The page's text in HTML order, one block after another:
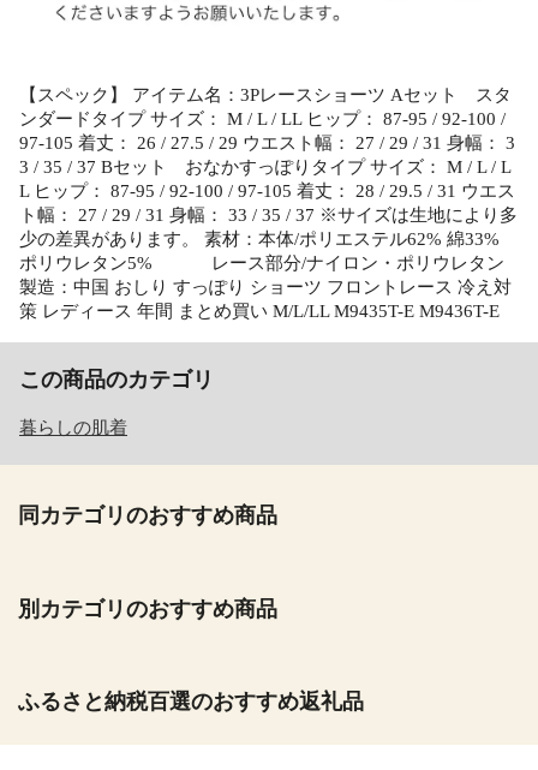
【スペック】 アイテム名：3Pレースショーツ Aセット スタ
ンダードタイプ サイズ： M / L / LL ヒップ： 87-95 / 92-100 /
97-105 着丈： 26 / 27.5 / 29 ウエスト幅： 27 / 29 / 31 身幅： 3
3 / 35 / 37 Bセット おなかすっぽりタイプ サイズ： M / L / L
L ヒップ： 87-95 / 92-100 / 97-105 着丈： 28 / 29.5 / 31 ウエス
ト幅： 27 / 29 / 31 身幅： 33 / 35 / 37 ※サイズは生地により多
少の差異があります。 素材：本体/ポリエステル62% 綿33%
ポリウレタン5% レース部分/ナイロン・ポリウレタン
製造：中国 おしり すっぽり ショーツ フロントレース 冷え対
策 レディース 年間 まとめ買い M/L/LL M9435T-E M9436T-E
この商品のカテゴリ
暮らしの肌着
同カテゴリのおすすめ商品
別カテゴリのおすすめ商品
ふるさと納税百選のおすすめ返礼品